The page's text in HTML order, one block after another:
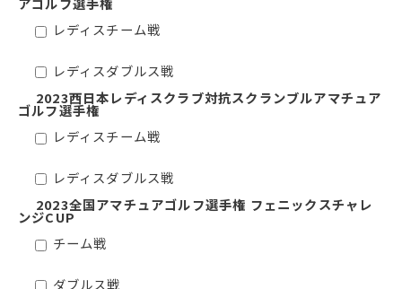
レディスチーム戦
レディスダブルス戦
2023⻄日本レディスクラブ対抗スクランブルアマチュア
ゴルフ選手権
レディスチーム戦
レディスダブルス戦
2023全国アマチュアゴルフ選手権 フェニックスチャレ
ンジCUP
チーム戦
ダブルス戦